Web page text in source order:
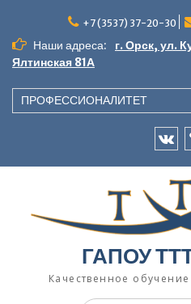
содержимому
+7 (3537) 37-20-30
Наши адреса:
г. Орск, ул.
Ялтинская 81А
ПРОФЕССИОНАЛИТЕТ
ГАПОУ
Качественное